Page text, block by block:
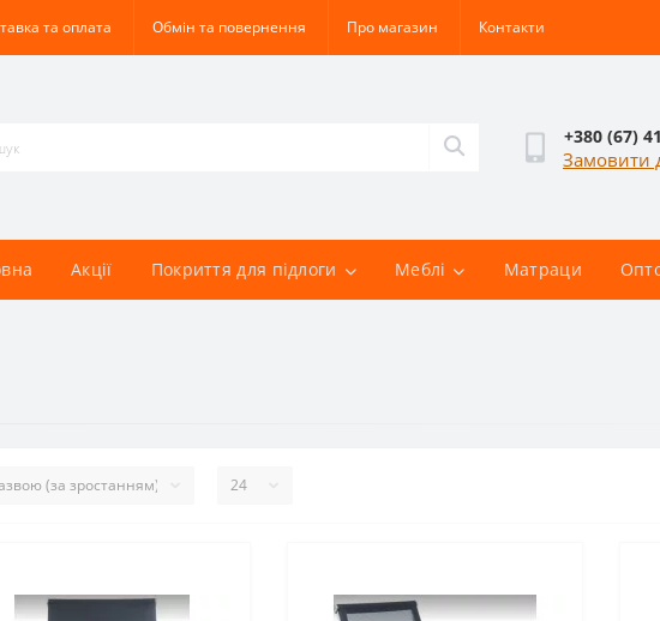
та оплата Обмін та повернення Про магазин Контакти
+380 (67)
Замовити
Акції Покриття для підлоги Меблі Матраци